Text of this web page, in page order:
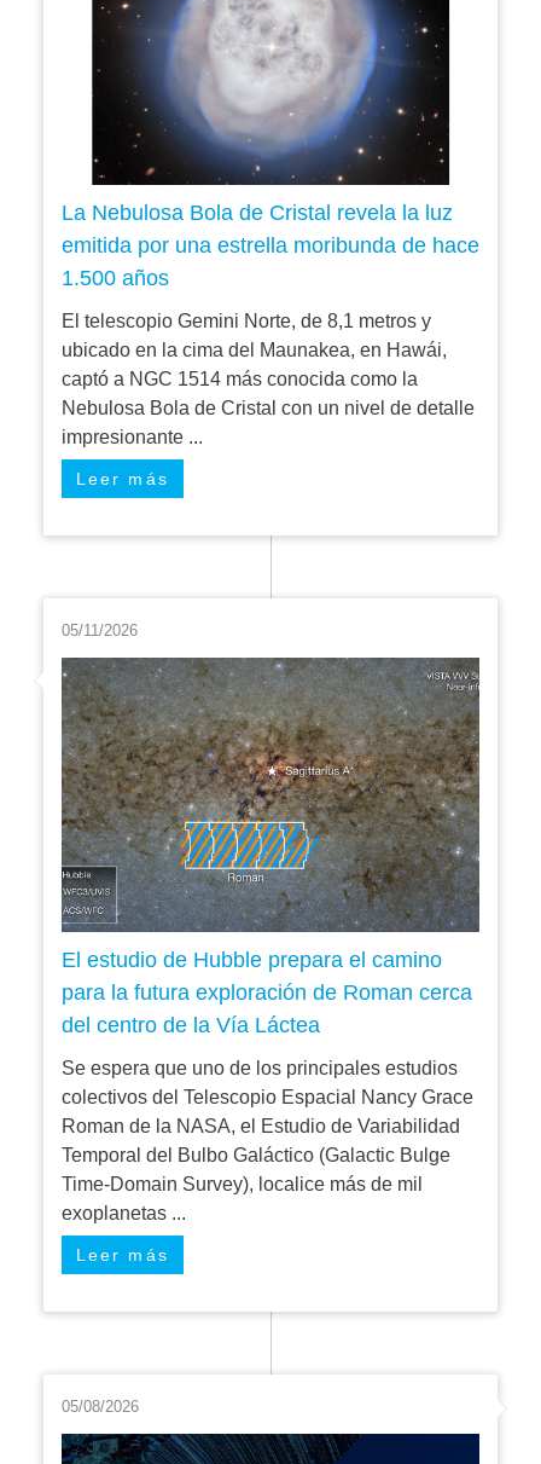
La Nebulosa Bola de Cristal revela la luz
emitida por una estrella moribunda de hace
1.500 años
El telescopio Gemini Norte, de 8,1 metros y
ubicado en la cima del Maunakea, en Hawái,
captó a NGC 1514 más conocida como la
Nebulosa Bola de Cristal con un nivel de detalle
impresionante ...
Leer más
05/11/2026
El estudio de Hubble prepara el camino
para la futura exploración de Roman cerca
del centro de la Vía Láctea
Se espera que uno de los principales estudios
colectivos del Telescopio Espacial Nancy Grace
Roman de la NASA, el Estudio de Variabilidad
Temporal del Bulbo Galáctico (Galactic Bulge
Time-Domain Survey), localice más de mil
exoplanetas ...
Leer más
05/08/2026